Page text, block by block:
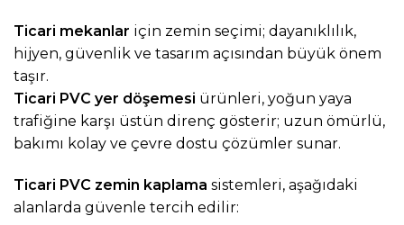
Ticari mekanlar için zemin seçimi; dayanıklılık,
hijyen, güvenlik ve tasarım açısından büyük önem
taşır.
Ticari PVC yer döşemesi ürünleri, yoğun yaya
trafiğine karşı üstün direnç gösterir; uzun ömürlü,
bakımı kolay ve çevre dostu çözümler sunar.
Ticari PVC zemin kaplama sistemleri, aşağıdaki
alanlarda güvenle tercih edilir: